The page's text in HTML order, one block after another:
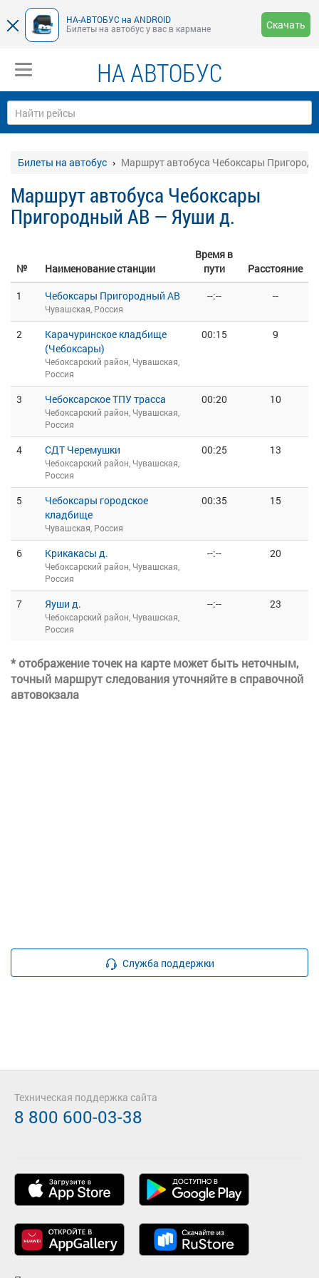
НА-АВТОБУС на ANDROID
Билеты на автобус у вас в кармане
Скачать
НА АВТОБУС
Билеты на автобус Маршрут автобуса Чебоксары
Маршрут автобуса Чебоксары
Пригородный АВ — Яуши д.
№ Наименование станции
Время в
пути
Расстояние
1
Чебоксары Пригородный АВ
Чувашская, Россия
--:-- --
2
Карачуринское кладбище
(Чебоксары)
Чебоксарский район, Чувашская,
Россия
00:15 9
3 Чебоксарское ТПУ трасса
Чебоксарский район, Чувашская,
Россия
00:20 10
4 СДТ Черемушки
Чебоксарский район, Чувашская,
Россия
00:25 13
5
Чебоксары городское
кладбище
Чувашская, Россия
00:35 15
6 Крикакасы д.
Чебоксарский район, Чувашская,
Россия
--:-- 20
7 Яуши д.
Чебоксарский район, Чувашская,
Россия
--:-- 23
* отображение точек на карте может быть неточным,
точный маршрут следования уточняйте в справочной
автовокзала
Служба поддержки
Техническая поддержка сайта
8 800 600-03-38